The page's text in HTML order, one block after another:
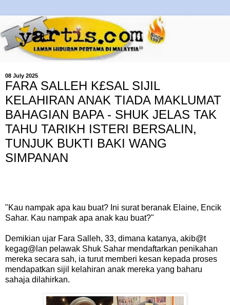
08 July 2025
FARA SALLEH K£SAL SIJIL
KELAHIRAN ANAK TIADA MAKLUMAT
BAHAGIAN BAPA - SHUK JELAS TAK
TAHU TARIKH ISTERI BERSALIN,
TUNJUK BUKTI BAKI WANG
SIMPANAN
"Kau nampak apa kau buat? Ini surat beranak Elaine, Encik
Sahar. Kau nampak apa anak kau buat?"
Demikian ujar Fara Salleh, 33, dimana katanya, akib@t
kegag@lan pelawak Shuk Sahar mendaftarkan penikahan
mereka secara sah, ia turut memberi kesan kepada proses
mendapatkan sijil kelahiran anak mereka yang baharu
sahaja dilahirkan.